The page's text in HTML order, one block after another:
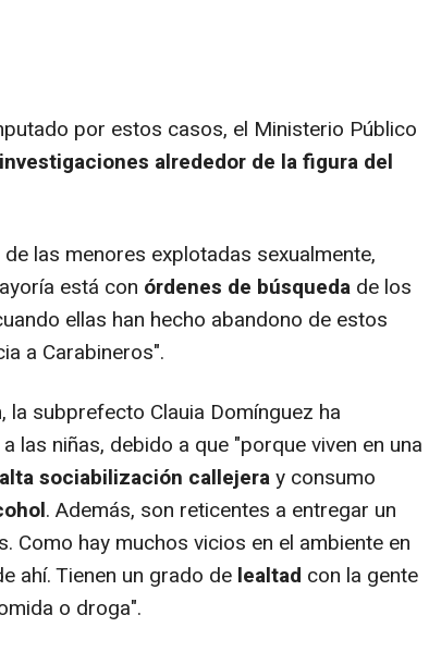
por estos casos, el Ministerio Público
investigaciones alrededor de la figura del
las menores explotadas sexualmente,
está con órdenes de búsqueda de los
ellas han hecho abandono de estos
a Carabineros".
la subprefecto Clauia Domínguez ha
las niñas, debido a que "porque viven en una
alta sociabilización callejeray consumo
. Además, son reticentes a entregar un
Como hay muchos vicios en el ambiente en
ahí. Tienen un grado de lealtad con la gente
o droga".